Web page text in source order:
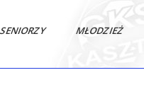
SENIORZY MŁODZIEŻ